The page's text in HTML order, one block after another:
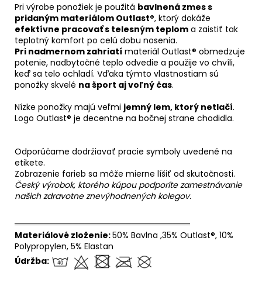
Pri výrobe ponožiek je použitá bavlnená zmes s
pridaným materiálom Outlast®, ktorý dokáže
efektívne pracovať s telesným teplom a zaistiť tak
teplotný komfort po celú dobu nosenia.
Pri nadmernom zahriatí materiál Outlast® obmedzuje
potenie, nadbytočné teplo odvedie a použije vo chvíli,
keď sa telo ochladí. Vďaka týmto vlastnostiam sú
ponožky skvelé na šport aj voľný čas.
Nízke ponožky majú veľmi jemný lem, ktorý netlačí.
Logo Outlast® je decentne na bočnej strane chodidla.
Odporúčame dodržiavať pracie symboly uvedené na
etikete.
Zobrazenie farieb sa môže mierne líšiť od skutočnosti.
Český výrobok, ktorého kúpou podporíte zamestnávanie
našich zdravotne znevýhodnených kolegov.
══════════════════════════════
Materiálové zloženie:50% Bavlna ,35% Outlast®, 10%
Polypropylen, 5% Elastan
Údržba: